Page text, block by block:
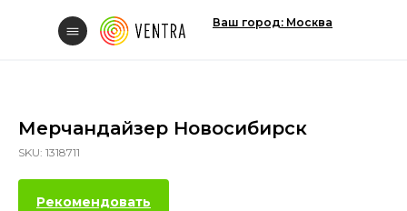
Ваш город: Москва
Мерчандайзер Новосибирск
SKU: 1318711
Рекомендовать